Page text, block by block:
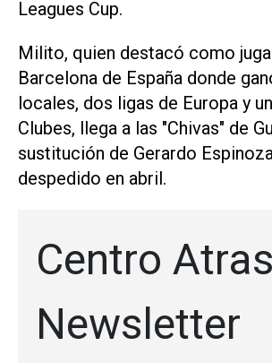
Leagues Cup.
Milito, quien destacó como
Barcelona de España donde
locales, dos ligas de Europa y
Clubes, llega a las "Chivas" de
sustitución de Gerardo
despedido en abril.